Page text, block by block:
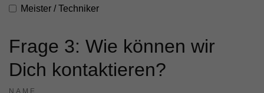
Meister / Techniker
Frage 3: Wie können wir
Dich kontaktieren?
NAME